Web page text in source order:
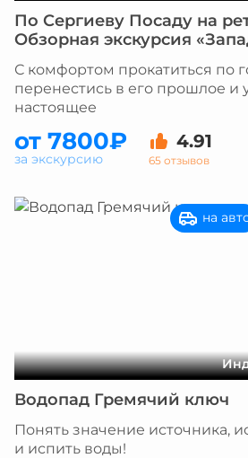
По Сергиеву Посаду на
Обзорная экскурсия
С комфортом прокатиться по
перенестись в его прошлое и
настоящее
от 7800₽ 4.91
65 отзывов
за экскурсию
на
Водопад Гремячий ключ
Понять значение источника,
и испить воды!